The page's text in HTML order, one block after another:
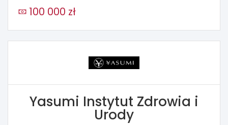
100 000 zł
Yasumi Instytut Zdrowia i
Urody